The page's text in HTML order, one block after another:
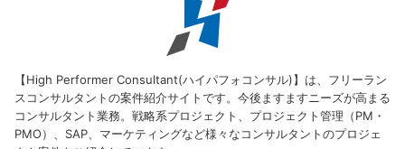
【High Performer Consultant(ハイパフォコンサル)】は、フリーラン
スコンサルタントの案件紹介サイトです。今後ますますニーズが高まる
コンサルタント業務。戦略系プロジェクト、プロジェクト管理（PM・
PMO）、SAP、マーケティングなど様々なコンサルタントのプロジェ